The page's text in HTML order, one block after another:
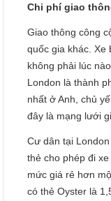
Chi phí giao
Giao thông công
quốc gia khác. Xe
không phải lúc
London là thành
nhất ở Anh, chủ
đây là mạng lưới
Cư dân tại
thẻ cho phép đi
mức giá rẻ hơn
có thẻ Oyster là